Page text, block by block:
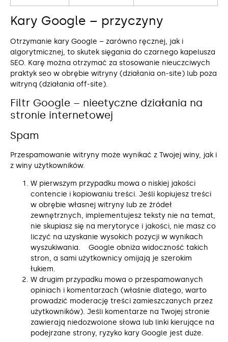
Kary Google – przyczyny
Otrzymanie kary Google – zarówno ręcznej, jak i
algorytmicznej, to skutek sięgania do czarnego kapelusza
SEO. Karę można otrzymać za stosowanie nieuczciwych
praktyk seo w obrębie witryny (działania on-site) lub poza
witryną (działania off-site).
Filtr Google – nieetyczne działania na
stronie internetowej
Spam
Przespamowanie witryny może wynikać z Twojej winy, jak i
z winy użytkowników.
W pierwszym przypadku mowa o niskiej jakości
contencie i kopiowaniu treści. Jeśli kopiujesz treści
w obrębie własnej witryny lub ze źródeł
zewnętrznych, implementujesz teksty nie na temat,
nie skupiasz się na merytoryce i jakości, nie masz co
liczyć na uzyskanie wysokich pozycji w wynikach
wyszukiwania. Google obniża widoczność takich
stron, a sami użytkownicy omijają je szerokim
łukiem.
W drugim przypadku mowa o przespamowanych
opiniach i komentarzach (właśnie dlatego, warto
prowadzić moderację treści zamieszczanych przez
użytkowników). Jeśli komentarze na Twojej stronie
zawierają niedozwolone słowa lub linki kierujące na
podejrzane strony, ryzyko kary Google jest duże.